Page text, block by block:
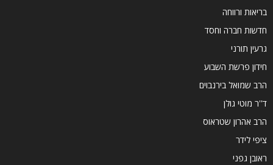
בריאות ורווחה
חדשות חברה וחסד
גרעין תורני
חידון פרשת השבוע
הרב שמואל בירנבוים
ד''ר מוטי גולן
הרב אהרון שטראוס
ציפי לידר
ראובן גפני